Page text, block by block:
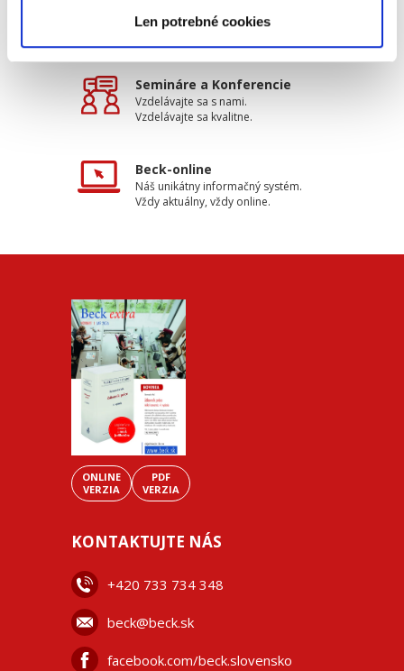
Len potrebné cookies
Pôsobíme na trhu už viac ako 11
rokov.
Semináre a Konferencie
Vzdelávajte sa s nami.
Vzdelávajte sa kvalitne.
Beck-online
Náš unikátny informačný systém.
Vždy aktuálny, vždy online.
ONLINE
VERZIA
PDF
VERZIA
KONTAKTUJTE NÁS
+420 733 734 348
beck@beck.sk
facebook.com/beck.slovensko